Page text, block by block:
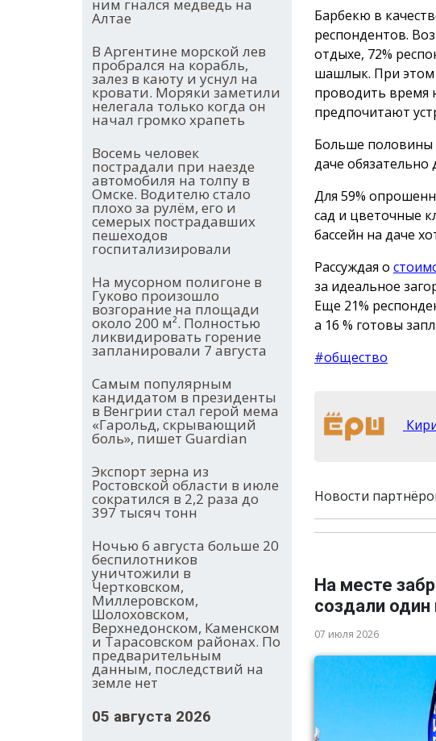
ним гнался медведь на
Алтае
В Аргентине морской лев
пробрался на корабль,
залез в каюту и уснул на
кровати. Моряки заметили
нелегала только когда он
начал громко храпеть
Восемь человек
пострадали при наезде
автомобиля на толпу в
Омске. Водителю стало
плохо за рулём, его и
семерых пострадавших
пешеходов
госпитализировали
На мусорном полигоне в
Гуково произошло
возгорание на площади
около 200 м². Полностью
ликвидировать горение
запланировали 7 августа
Самым популярным
кандидатом в президенты
в Венгрии стал герой мема
«Гарольд, скрывающий
боль», пишет Guardian
Экспорт зерна из
Ростовской области в июле
сократился в 2,2 раза до
397 тысяч тонн
Ночью 6 августа больше 20
беспилотников
уничтожили в
Чертковском,
Миллеровском,
Шолоховском,
Верхнедонском, Каменском
и Тарасовском районах. По
предварительным
данным, последствий на
земле нет
05 августа 2026
Барбекю в
респондентов.
отдыхе, 72%
шашлык. При этом
проводить время
предпочитают
Больше половины
даче обязательно
Для 59%
сад и цветочные
бассейн на даче
Рассуждая о
за идеальное
Еще 21%
а 16 % готовы
#общество
Новости
На месте
создали один
07 июля 2026